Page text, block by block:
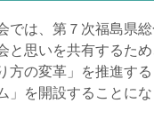
では、第７次福島県
と思いを共有するた
方の変革」を推進す
を開設することにな